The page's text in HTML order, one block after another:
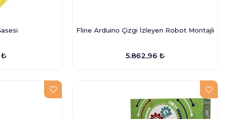
₺
Fline Arduino Çizgi İzleyen Robot Montajlı
5.862,96 ₺